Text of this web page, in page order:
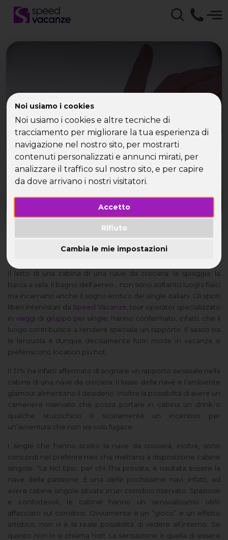
Noi usiamo i cookies
Noi usiamo i cookies e altre tecniche di
tracciamento per migliorare la tua esperienza di
navigazione nel nostro sito, per mostrarti
contenuti personalizzati e annunci mirati, per
analizzare il traffico sul nostro sito, e per capire
da dove arrivano i nostri visitatori.
Accetto
Rifiuto
Cambia le mie impostazioni
Sogno erotico? Farlo in
crociera
I single rivelano i desideri più hot per l’estate
Il letto di una cabina di una nave da crociera; la spiaggia; la
barca a vela; il bagno dell’aereo… non sono soltanto luoghi fisici
ma incarnano anche il sogno erotico dei single italiani. Gli spiriti
liberi intervistati da Speed Vacanze , tour operator specializzato
inviaggi di gruppo per single , hanno confermato, infatti, che il
luogo contribuisce a rendere speciale un rapporto. Il sesso tra
le lenzuola è dunque decisamente fuori moda: in vacanza si
preferiscono location più hot.
Il 31% ha infatti affermato di sognare un rapporto sessuale nella
cabina di una nave da crociera. Il lusso della nave e l’ambiente
glamour alimentano il desiderio. Inoltre la possibilità di avere un
cameriere riservato che possa portare in cabina un drink o
qualche stuzzichino è sicuramente un incentivo per
un’avventura che non sia solo fugace.
I single che hanno scelto la nave da crociera, inoltre, sono
concordi nel preferire navi che mettano a disposizione cabine
singole. “La Ncl Epic, per chi l’ha provata, è risultata essere la
nave della passione. È una delle pochissime navi, infatti, ad
avere cabine singole situate in un corridoio riservato. Spaziose
e confortevoli, le cabine hanno un sensualissimo oblò
affacciato sul corridoio. Ovviamente è un “gioco” e un effetto
artistico, non vi è la reale possibilità di vedere all’interno. Se
questo non lo si chiama hot!
La sensazione è quella di essere